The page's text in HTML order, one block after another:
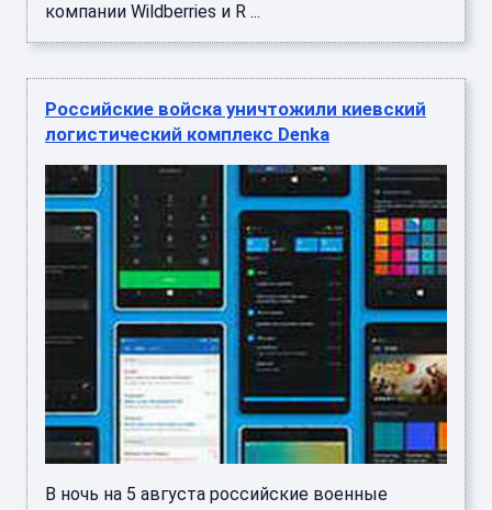
компании Wildberries и R ...
Российские войска уничтожили киевский
логистический комплекс Denka
В ночь на 5 августа российские военные